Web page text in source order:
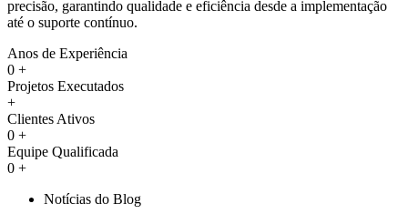
precisão, garantindo qualidade e eficiência desde a implementação
até o suporte contínuo.
Anos de Experiência
0 +
Projetos Executados
+
Clientes Ativos
0 +
Equipe Qualificada
0 +
Notícias do Blog